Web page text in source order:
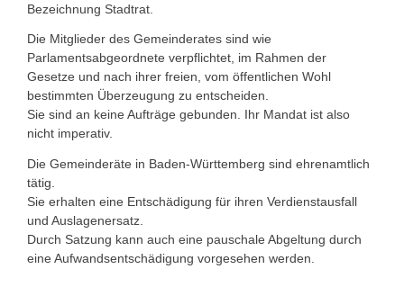
Bezeichnung Stadtrat.
Die Mitglieder des Gemeinderates sind wie
Parlamentsabgeordnete verpflichtet, im Rahmen der
Gesetze und nach ihrer freien, vom öffentlichen Wohl
bestimmten Überzeugung zu entscheiden.
Sie sind an keine Aufträge gebunden. Ihr Mandat ist also
nicht imperativ.
Die Gemeinderäte in Baden-Württemberg sind ehrenamtlich
tätig.
Sie erhalten eine Entschädigung für ihren Verdienstausfall
und Auslagenersatz.
Durch Satzung kann auch eine pauschale Abgeltung durch
eine Aufwandsentschädigung vorgesehen werden.